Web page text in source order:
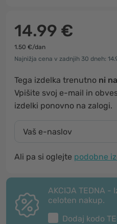
14.99 €
1.50 €/dan
Najnižja cena v zadnjih 30 dneh:
Tega izdelka trenutno ni
Vpišite svoj e-mail in
izdelki ponovno na zalogi.
Ali pa si oglejte podobne
AKCIJA TEDNA -
celoten nakup.
Dodaj kodo